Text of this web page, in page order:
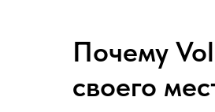
Почему
своего